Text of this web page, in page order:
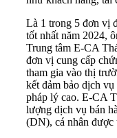
Là 1 trong 5 đơn vị
tốt nhất năm 2024,
Trung tâm E-CA
đơn vị cung cấp
tham gia vào thị
kết đảm bảo dịch
pháp lý cao. E-CA
lượng dịch vụ bán
(DN), cá nhân được